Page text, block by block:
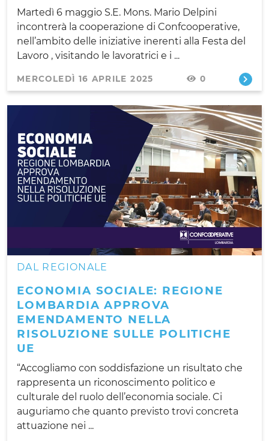
Martedì 6 maggio S.E. Mons. Mario Delpini
incontrerà la cooperazione di Confcooperative,
nell’ambito delle iniziative inerenti alla Festa del
Lavoro , visitando le lavoratrici e i ...
MERCOLEDÌ 16 APRILE 2025 0
DAL REGIONALE
ECONOMIA SOCIALE: REGIONE
LOMBARDIA APPROVA
EMENDAMENTO NELLA
RISOLUZIONE SULLE POLITICHE
UE
“Accogliamo con soddisfazione un risultato che
rappresenta un riconoscimento politico e
culturale del ruolo dell’economia sociale. Ci
auguriamo che quanto previsto trovi concreta
attuazione nei ...